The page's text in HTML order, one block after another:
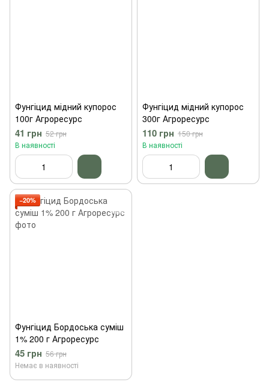
Фунгіцид мідний купорос
100г Агроресурс
41 грн 52 грн
В наявності
Фунгіцид мідний купорос
300г Агроресурс
110 грн 150 грн
В наявності
−20%
Фунгіцид Бордоська суміш
1% 200 г Агроресурс
45 грн 56 грн
Немає в наявності